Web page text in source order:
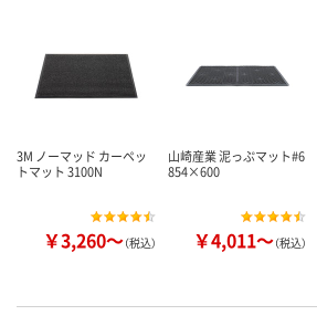
3M ノーマッド カーペッ
トマット 3100N
￥3,260～（税込）
山崎産業 泥っぷマット#6
854×600
￥4,011～（税込）